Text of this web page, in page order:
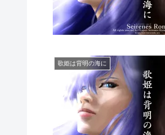
歌姫は背明の海に